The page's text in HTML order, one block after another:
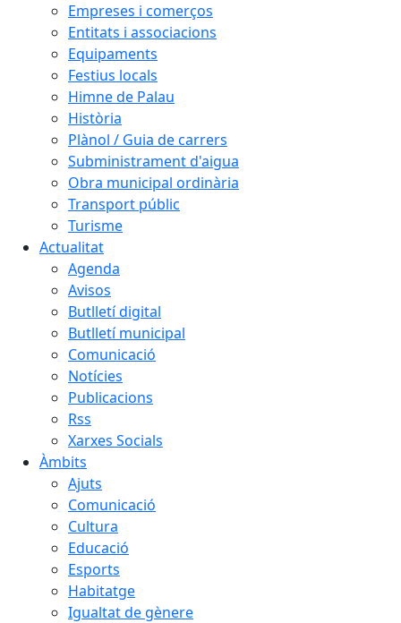
Empreses i comerços
Entitats i associacions
Equipaments
Festius locals
Himne de Palau
Història
Plànol / Guia de carrers
Subministrament d'aigua
Obra municipal ordinària
Transport públic
Turisme
Actualitat
Agenda
Avisos
Butlletí digital
Butlletí municipal
Comunicació
Notícies
Publicacions
Rss
Xarxes Socials
Àmbits
Ajuts
Comunicació
Cultura
Educació
Esports
Habitatge
Igualtat de gènere